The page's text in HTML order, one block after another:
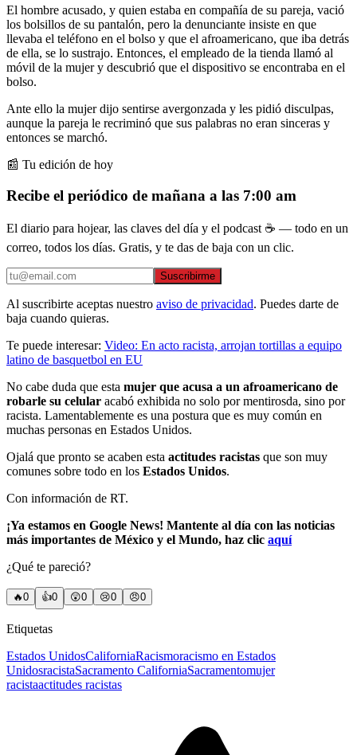
El hombre acusado, y quien estaba en compañía de su pareja, vació
los bolsillos de su pantalón, pero la denunciante insiste en que
llevaba el teléfono en el bolso y que el afroamericano, que iba detrás
de ella, se lo sustrajo. Entonces, el empleado de la tienda llamó al
móvil de la mujer y descubrió que el dispositivo se encontraba en el
bolso.
Ante ello la mujer dijo sentirse avergonzada y les pidió disculpas,
aunque la pareja le recriminó que sus palabras no eran sinceras y
entonces se marchó.
📰 Tu edición de hoy
Recibe el periódico de mañana a las 7:00 am
El diario para hojear, las claves del día y el podcast ☕ — todo en un
correo, todos los días. Gratis, y te das de baja con un clic.
Suscribirme
Al suscribirte aceptas nuestro aviso de privacidad. Puedes darte de
baja cuando quieras.
Te puede interesar: Video: En acto racista, arrojan tortillas a equipo
latino de basquetbol en EU
No cabe duda que esta mujer que acusa a un afroamericano de
robarle su celular acabó exhibida no solo por mentirosda, sino por
racista. Lamentablemente es una postura que es muy común en
muchas personas en Estados Unidos.
Ojalá que pronto se acaben esta actitudes racistas que son muy
comunes sobre todo en los Estados Unidos.
Con información de RT.
¡Ya estamos en Google News! Mantente al día con las noticias
más importantes de México y el Mundo, haz clic aquí
¿Qué te pareció?
🔥0 👍0 😲0 😢0 😠0
Etiquetas
Estados UnidosCaliforniaRacismoracismo en Estados
UnidosracistaSacramento CaliforniaSacramentomujer
racistaactitudes racistas